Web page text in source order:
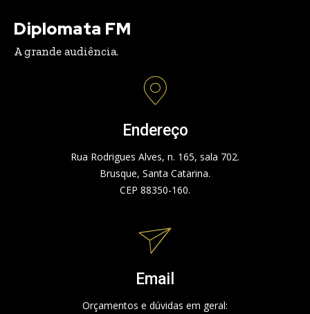
Diplomata FM
A grande audiência.
Endereço
Rua Rodrigues Alves, n. 165, sala 702.
Brusque, Santa Catarina.
CEP 88350-160.
Email
Orçamentos e dúvidas em geral: